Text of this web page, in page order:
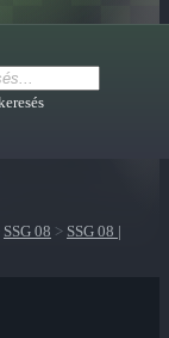
SSG 08 > SSG 08 |